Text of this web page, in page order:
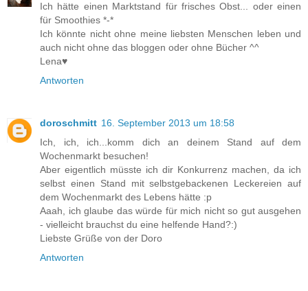
Ich hätte einen Marktstand für frisches Obst... oder einen
für Smoothies *-*
Ich könnte nicht ohne meine liebsten Menschen leben und
auch nicht ohne das bloggen oder ohne Bücher ^^
Lena♥
Antworten
doroschmitt 16. September 2013 um 18:58
Ich, ich, ich...komm dich an deinem Stand auf dem
Wochenmarkt besuchen!
Aber eigentlich müsste ich dir Konkurrenz machen, da ich
selbst einen Stand mit selbstgebackenen Leckereien auf
dem Wochenmarkt des Lebens hätte :p
Aaah, ich glaube das würde für mich nicht so gut ausgehen
- vielleicht brauchst du eine helfende Hand?:)
Liebste Grüße von der Doro
Antworten